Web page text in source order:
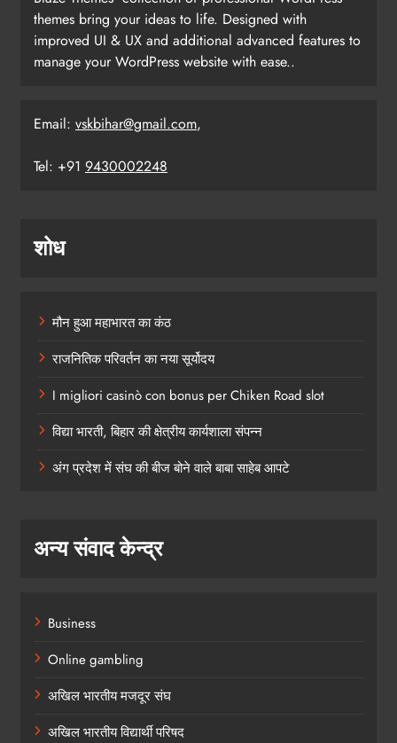
themes bring your ideas to life. Designed with
improved UI & UX and additional advanced features to
manage your WordPress website with ease..
Email: vskbihar@gmail.com,
Tel: +91 9430002248
शोध
मौन हुआ महाभारत का कंठ
राजनितिक परिवर्तन का नया सूर्योदय
I migliori casinò con bonus per Chiken Road slot
विद्या भारती, बिहार की क्षेत्रीय कार्यशाला संपन्न
अंग प्रदेश में संघ की बीज बोने वाले बाबा साहेब आपटे
अन्य संवाद केन्द्र
Business
Online gambling
अखिल भारतीय मजदूर संघ
अखिल भारतीय विद्यार्थी परिषद